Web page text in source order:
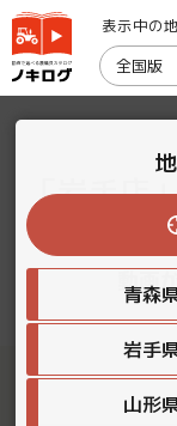
表示中の
全国版
「岩手店
動画
青森
岩手
山形